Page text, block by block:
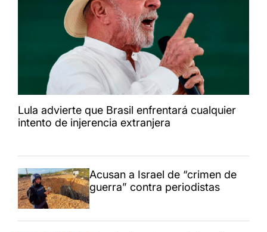
Lula advierte que Brasil enfrentará cualquier
intento de injerencia extranjera
Acusan a Israel de “crimen de
guerra” contra periodistas